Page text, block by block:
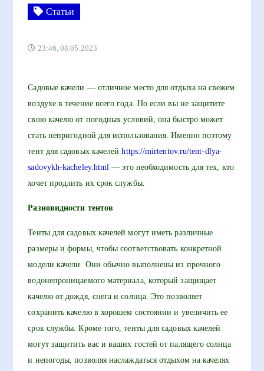
Статьи
23:46, 08.05.2023
Садовые качели — отличное место для отдыха на свежем
воздухе в течение всего года. Но если вы не защитите
свою качелю от погодных условий, она быстро может
стать непригодной для использования. Именно поэтому
тент для садовых качелейhttps://mirtentov.ru/tent-dlya-
sadovykh-kacheley.html — это необходимость для тех, кто
хочет продлить их срок службы.
Разновидности тентов
Тенты для садовых качелей могут иметь различные
размеры и формы, чтобы соответствовать конкретной
модели качели. Они обычно выполнены из прочного
водонепроницаемого материала, который защищает
качелю от дождя, снега и солнца. Это позволяет
сохранить качелю в хорошем состоянии и увеличить ее
срок службы. Кроме того, тенты для садовых качелей
могут защитить вас и ваших гостей от палящего солнца
и непогоды, позволяя наслаждаться отдыхом на качелях